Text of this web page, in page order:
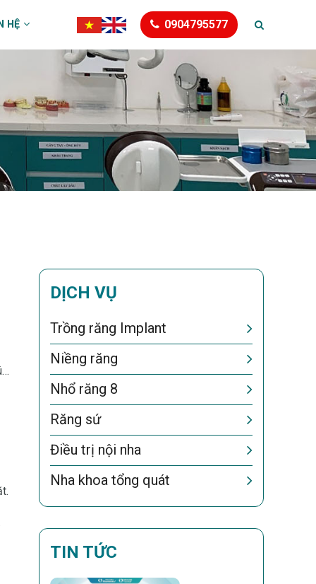
HỆ 0904795577
DỊCH VỤ
Trồng răng Implant
Niềng răng
Nhổ răng 8
Răng sứ
Điều trị nội nha
Nha khoa tổng quát
TIN TỨC